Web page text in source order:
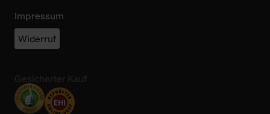
Impressum
Widerruf